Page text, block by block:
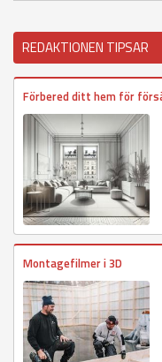
REDAKTIONEN TIPSAR
Förbered ditt hem för
Montagefilmer i 3D